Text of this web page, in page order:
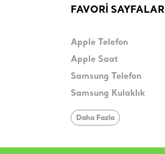
FAVORİ SAYFALAR
Apple Telefon
Apple Saat
Samsung Telefon
Samsung Kulaklık
Daha Fazla